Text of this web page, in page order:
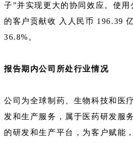
子”并实现更大的协同效应。使
的客户贡献收 入人民币 196.39
36.8%。
报告期内公司所处行业情况
公司为全球制药、生物科技和医
发和生产服务，属于医药研发服
的研发和生产平台，为客户赋能